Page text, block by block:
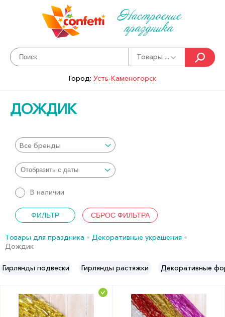
Настроение
праздника
Товары ...
Город: Усть-Каменогорск
ДОЖДИК
Все бренды
В наличии
Товары для праздника
Декоративные украшения
Дождик
Гирлянды подвески Гирлянды растяжки Декоративные